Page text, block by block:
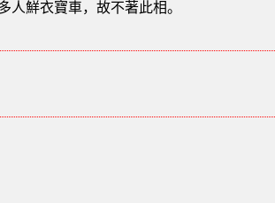
鮮衣寶車，故不著此相。